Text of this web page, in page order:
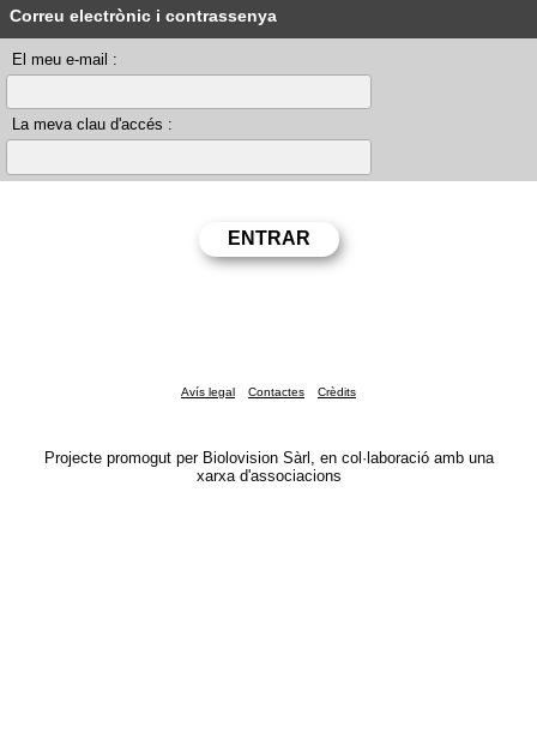
Correu electrònic i contrassenya
El meu e-mail :
La meva clau d'accés :
Avís legal Contactes Crèdits
Projecte promogut per Biolovision Sàrl, en col·laboració amb una
xarxa d'associacions